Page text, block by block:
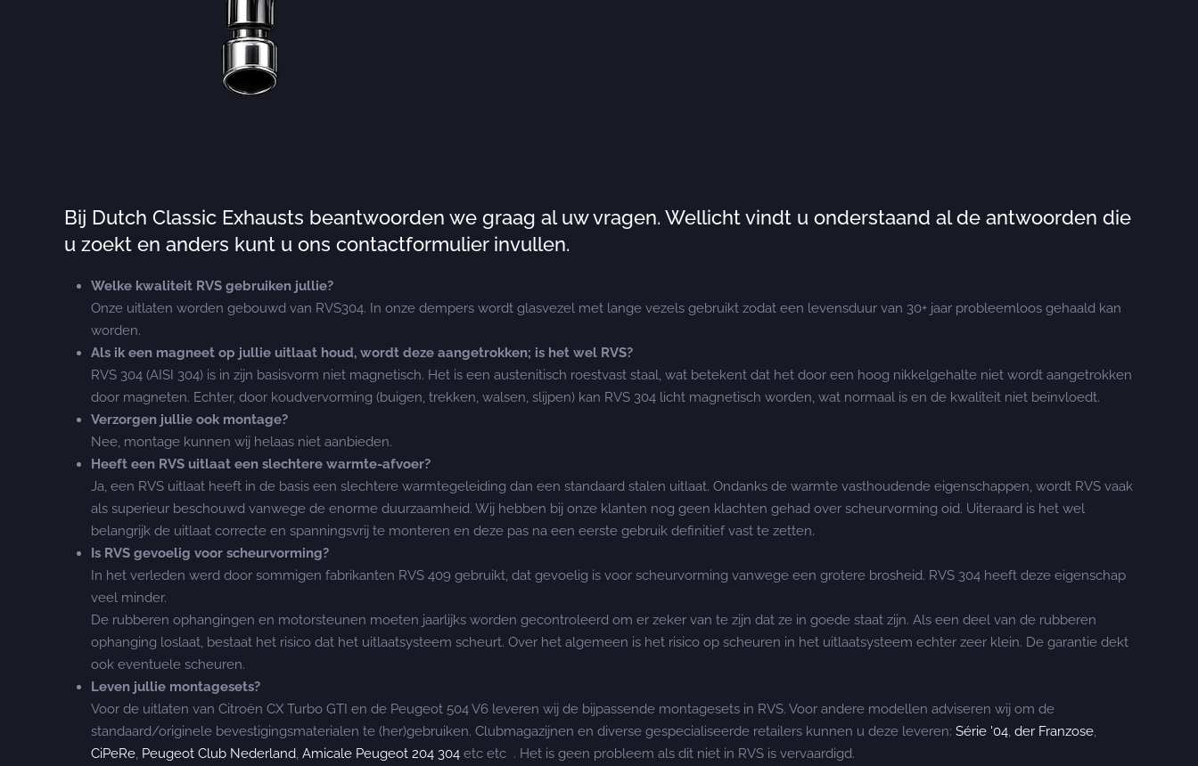
Bij Dutch Classic Exhausts beantwoorden we graag al uw vragen. Wellicht vindt u onderstaand al de antwoorden die
u zoekt en anders kunt u ons contactformulier invullen.
Welke kwaliteit RVS gebruiken jullie?
Onze uitlaten worden gebouwd van RVS304. In onze dempers wordt glasvezel met lange vezels gebruikt zodat een levensduur van 30+ jaar probleemloos gehaald kan
worden.
Als ik een magneet op jullie uitlaat houd, wordt deze aangetrokken; is het wel RVS?
RVS 304 (AISI 304) is in zijn basisvorm niet magnetisch. Het is een austenitisch roestvast staal, wat betekent dat het door een hoog nikkelgehalte niet wordt aangetrokken
door magneten. Echter, door koudvervorming (buigen, trekken, walsen, slijpen) kan RVS 304 licht magnetisch worden, wat normaal is en de kwaliteit niet beïnvloedt.
Verzorgen jullie ook montage?
Nee, montage kunnen wij helaas niet aanbieden.
Heeft een RVS uitlaat een slechtere warmte-afvoer?
Ja, een RVS uitlaat heeft in de basis een slechtere warmtegeleiding dan een standaard stalen uitlaat. Ondanks de warmte vasthoudende eigenschappen, wordt RVS vaak
als superieur beschouwd vanwege de enorme duurzaamheid. Wij hebben bij onze klanten nog geen klachten gehad over scheurvorming oid. Uiteraard is het wel
belangrijk de uitlaat correcte en spanningsvrij te monteren en deze pas na een eerste gebruik definitief vast te zetten.
Is RVS gevoelig voor scheurvorming?
In het verleden werd door sommigen fabrikanten RVS 409 gebruikt, dat gevoelig is voor scheurvorming vanwege een grotere brosheid. RVS 304 heeft deze eigenschap
veel minder.
De rubberen ophangingen en motorsteunen moeten jaarlijks worden gecontroleerd om er zeker van te zijn dat ze in goede staat zijn. Als een deel van de rubberen
ophanging loslaat, bestaat het risico dat het uitlaatsysteem scheurt. Over het algemeen is het risico op scheuren in het uitlaatsysteem echter zeer klein. De garantie dekt
ook eventuele scheuren.
Leven jullie montagesets?
Voor de uitlaten van Citroën CX Turbo GTI en de Peugeot 504 V6 leveren wij de bijpassende montagesets in RVS. Voor andere modellen adviseren wij om de
standaard/originele bevestigingsmaterialen te (her)gebruiken. Clubmagazijnen en diverse gespecialiseerde retailers kunnen u deze leveren: Série '04, der Franzose,
CiPeRe, Peugeot Club Nederland, Amicale Peugeot 204 304 etc etc . Het is geen probleem als dit niet in RVS is vervaardigd.